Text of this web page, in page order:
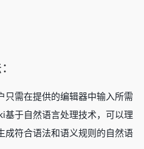
需在提供的编辑器中输入所需
于自然语言处理技术，可以理
成符合语法和语义规则的自然语